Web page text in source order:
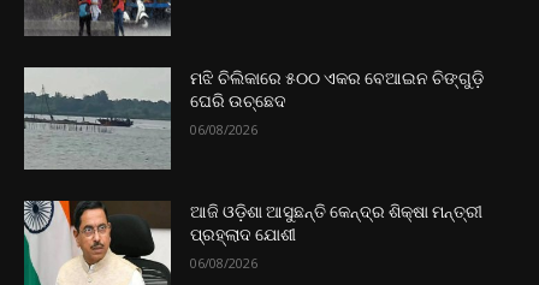
ମଝି ଚିଲିକାରେ ୫୦୦ ଏକର ବେଆଇନ ଚିଙ୍ଗୁଡ଼ି
ଘେରି ଉଚ୍ଛେଦ
06/08/2026
ଆଜି ଓଡ଼ିଶା ଆସୁଛନ୍ତି କେନ୍ଦ୍ର ଶିକ୍ଷା ମନ୍ତ୍ରୀ
ପ୍ରହ୍ଲାଦ ଯୋଶୀ
06/08/2026